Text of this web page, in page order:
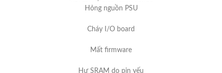
Hỏng nguồn PSU
Cháy I/O board
Mất firmware
Hư SRAM do pin yếu